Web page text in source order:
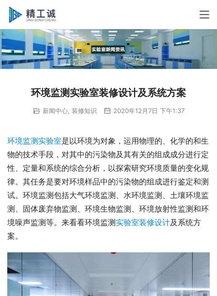
环境监测实验室装修设计及系统方案
新闻中心, 装修知识 2020年12月7日 下午1:37
环境监测实验室是以环境为对象，运用物理的、化学的和生
物的技术手段，对其中的污染物及其有关的组成成分进行定
性、定量和系统的综合分析，以探索研究环境质量的变化规
律。其任务是要对环境样品中的污染物的组成进行鉴定和测
试。环境监测包括大气环境监测、水环境监测、土壤环境监
测、固体废弃物监测、环境生物监测、环境放射性监测和环
境噪声监测等。来看看环境监测实验室装修设计及系统方
案。